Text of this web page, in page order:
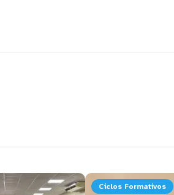
Ciclos Formativos